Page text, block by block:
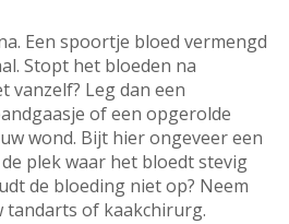
Een spoortje bloed vermengd
Stopt het bloeden na
vanzelf? Leg dan een
of een opgerolde
wond. Bijt hier ongeveer een
plek waar het bloedt stevig
de bloeding niet op? Neem
tandarts of kaakchirurg.